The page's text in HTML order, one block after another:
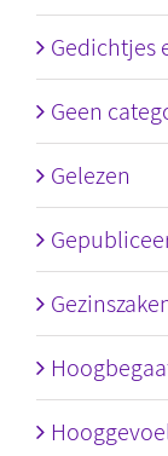
Gedichtjes
Geen
Gelezen